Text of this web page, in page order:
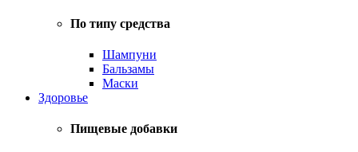
По типу средства
Шампуни
Бальзамы
Маски
Здоровье
Пищевые добавки